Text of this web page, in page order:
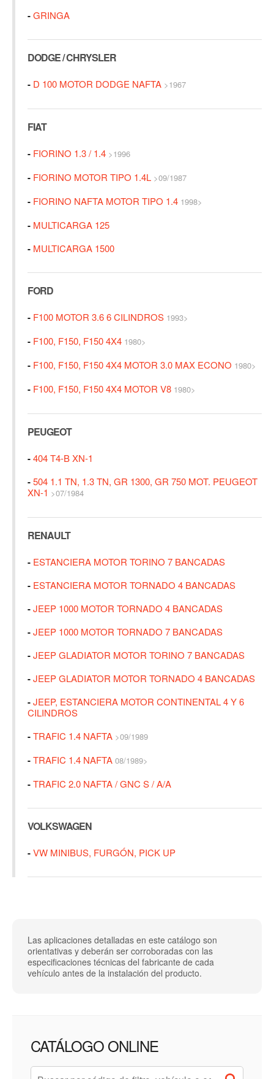
-GRINGA
DODGE / CHRYSLER
- D 100 MOTOR DODGE NAFTA >1967
FIAT
- FIORINO 1.3 / 1.4 >1996
- FIORINO MOTOR TIPO 1.4L >09/1987
- FIORINO NAFTA MOTOR TIPO 1.4 1998>
- MULTICARGA 125
- MULTICARGA 1500
FORD
- F100 MOTOR 3.6 6 CILINDROS 1993>
- F100, F150, F150 4X4 1980>
- F100, F150, F150 4X4 MOTOR 3.0 MAX ECONO 1980>
- F100, F150, F150 4X4 MOTOR V8 1980>
PEUGEOT
-404 T4-B XN-1
-504 1.1 TN, 1.3 TN, GR 1300, GR 750 MOT. PEUGEOT
XN-1 >07/1984
RENAULT
- ESTANCIERA MOTOR TORINO 7 BANCADAS
- ESTANCIERA MOTOR TORNADO 4 BANCADAS
-JEEP 1000 MOTOR TORNADO 4 BANCADAS
-JEEP 1000 MOTOR TORNADO 7 BANCADAS
-JEEP GLADIATOR MOTOR TORINO 7 BANCADAS
-JEEP GLADIATOR MOTOR TORNADO 4 BANCADAS
-JEEP, ESTANCIERA MOTOR CONTINENTAL 4 Y 6
CILINDROS
-TRAFIC 1.4 NAFTA >09/1989
-TRAFIC 1.4 NAFTA 08/1989>
-TRAFIC 2.0 NAFTA / GNC S / A/A
VOLKSWAGEN
-VW MINIBUS, FURGÓN, PICK UP
Las aplicaciones detalladas en este catálogo son
orientativas y deberán ser corroboradas con las
especificaciones técnicas del fabricante de cada
vehículo antes de la instalación del producto.
CATÁLOGO ONLINE